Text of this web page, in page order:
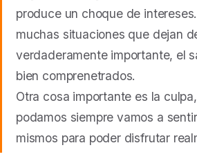
produce un choque de
muchas situaciones que dejan
verdaderamente importante, el
bien comprenetrados.
Otra cosa importante es la
podamos siempre vamos a
mismos para poder disfrutar